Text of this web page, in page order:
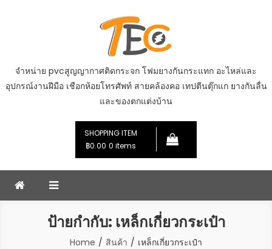
จำหน่าย pvcสูญญากาศติดกระจก โฟมยางกันกระแทก อะไหล่และ
อุปกรณ์งานฝีมือ เชือกห้อยโทรศัพท์ สายคล้องคอ เทปตีนตุ๊กแก ยางกันลื่น
และของตกแต่งบ้าน
SHOPPING ITEM
฿0.00 0 items
ป้ายกำกับ: เหล็กเกี่ยวกระเป๋า
Home สินค้า เหล็กเกี่ยวกระเป๋า